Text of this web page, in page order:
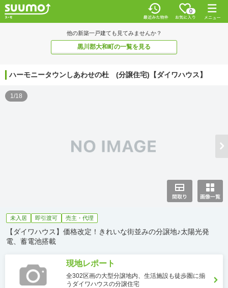
0
他の新築一戸建ても見てみませんか？
黒川郡大和町の一覧を見る
ハーモニータウンしあわせの杜 (分譲住宅)【ダイワハウス】
1/18
未入居 即引渡可 売主・代理
【ダイワハウス】価格改定！きれいな街並みの分譲地♪太陽光発
電、蓄電池搭載
現地レポート
全302区画の大型分譲地内、生活施設も徒歩圏に揃
うダイワハウスの分譲住宅